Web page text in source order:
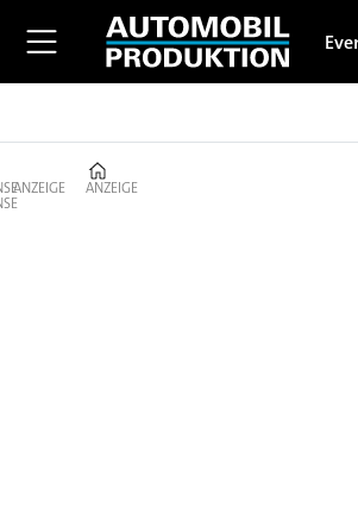
ANZEIGE ANZEIGE